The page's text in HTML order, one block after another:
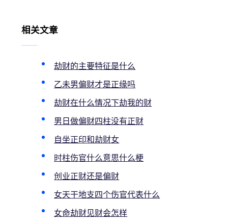
相关文章
劫财的主要特征是什么
乙未男偏财才是正缘吗
劫财在什么情况下劫我的财
男日做偏财四柱没有正财
自坐正印和劫财女
时柱伤官什么意思什么梗
创业正财还是偏财
女天干地支四个伤官代表什么
女命劫财见财会怎样